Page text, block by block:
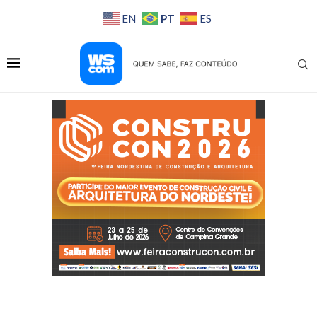
EN PT ES